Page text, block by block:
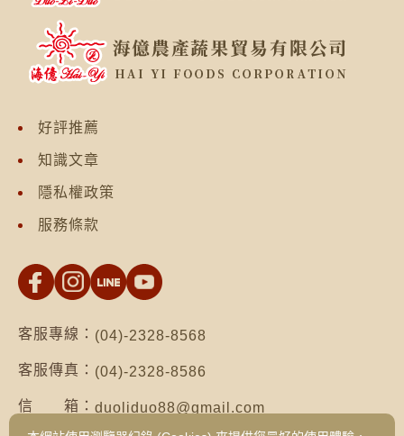
好評推薦
知識文章
隱私權政策
服務條款
客服專線： (04)-2328-8568
客服傳真： (04)-2328-8586
信 箱： duoliduo88@gmail.com